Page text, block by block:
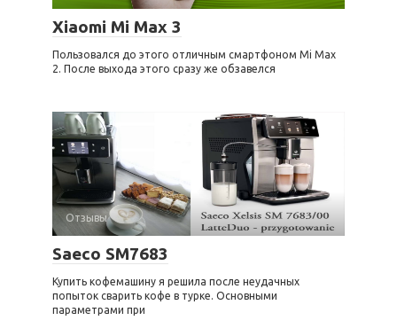
Xiaomi Mi Max 3
Пользовался до этого отличным смартфоном Mi Max
2. После выхода этого сразу же обзавелся
Отзывы
Saeco SM7683
Купить кофемашину я решила после неудачных
попыток сварить кофе в турке. Основными
параметрами при